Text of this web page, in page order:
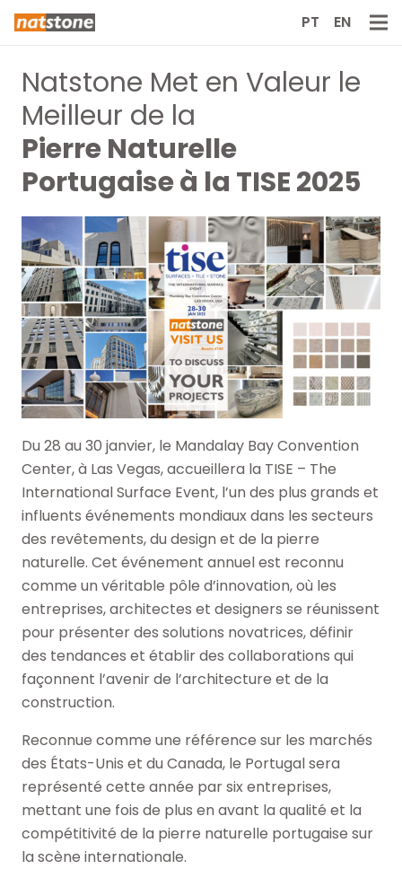
PT EN
Natstone Met en Valeur le
Meilleur de la
Pierre Naturelle
Portugaise à la TISE 2025
Du 28 au 30 janvier, le Mandalay Bay Convention
Center, à Las Vegas, accueillera la TISE – The
International Surface Event, l’un des plus grands et
influents événements mondiaux dans les secteurs
des revêtements, du design et de la pierre
naturelle. Cet événement annuel est reconnu
comme un véritable pôle d’innovation, où les
entreprises, architectes et designers se réunissent
pour présenter des solutions novatrices, définir
des tendances et établir des collaborations qui
façonnent l’avenir de l’architecture et de la
construction.
Reconnue comme une référence sur les marchés
des États-Unis et du Canada, le Portugal sera
représenté cette année par six entreprises,
mettant une fois de plus en avant la qualité et la
compétitivité de la pierre naturelle portugaise sur
la scène internationale.